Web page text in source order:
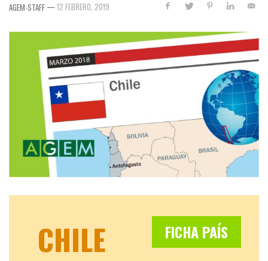
AGEM-STAFF — 12 FEBRERO, 2019
CHILE FICHA PAÍS